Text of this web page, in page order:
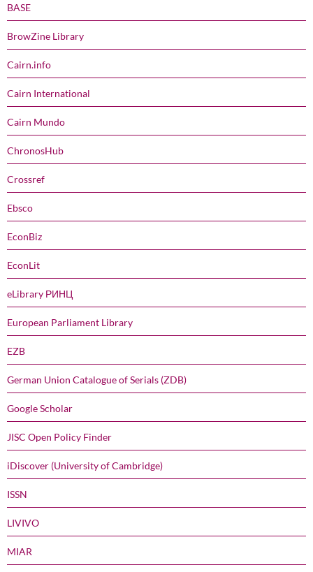
BASE
BrowZine Library
Cairn.info
Cairn International
Cairn Mundo
ChronosHub
Crossref
Ebsco
EconBiz
EconLit
eLibrary РИНЦ
European Parliament Library
EZB
German Union Catalogue of Serials (ZDB)
Google Scholar
JISC Open Policy Finder
iDiscover (University of Cambridge)
ISSN
LIVIVO
MIAR